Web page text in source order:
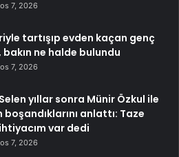
7, 2026
tartışıp evden kaçan genç
bakın ne halde bulundu
7, 2026
yıllar sonra Münir Özkul ile
boşandıklarını anlattı: Taze
var dedi
7, 2026